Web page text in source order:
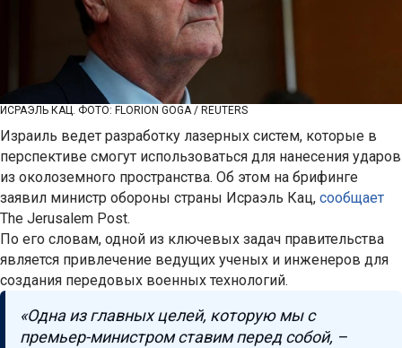
ИСРАЭЛЬ КАЦ. ФОТО: FLORION GOGA / REUTERS
Израиль ведет разработку лазерных систем, которые в
перспективе смогут использоваться для нанесения ударов
из околоземного пространства. Об этом на брифинге
заявил министр обороны страны Исраэль Кац, сообщает
The Jerusalem Post.
По его словам, одной из ключевых задач правительства
является привлечение ведущих ученых и инженеров для
создания передовых военных технологий.
«Одна из главных целей, которую мы с
премьер-министром ставим перед собой, –